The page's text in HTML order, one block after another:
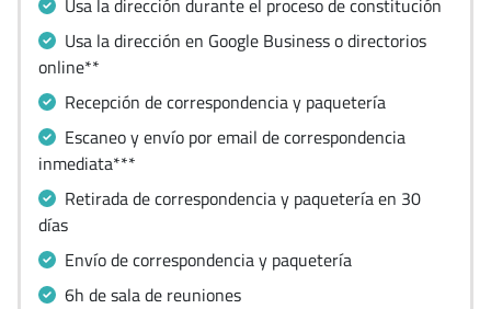
Usa la dirección durante el proceso de constitución
Usa la dirección en Google Business o directorios
online**
Recepción de correspondencia y paquetería
Escaneo y envío por email de correspondencia
inmediata***
Retirada de correspondencia y paquetería en 30
días
Envío de correspondencia y paquetería
6h de sala de reuniones